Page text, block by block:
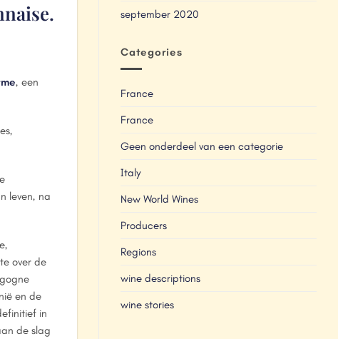
, een
leven, na
over de
en de
in
de slag
september 2020
Categories
France
France
Geen onderdeel van een categorie
Italy
New World Wines
Producers
Regions
wine descriptions
wine stories